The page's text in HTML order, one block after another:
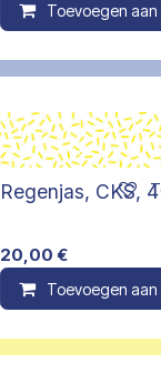
Toevoegen
Regenjas, CKS,
20,00 €
Toevoegen